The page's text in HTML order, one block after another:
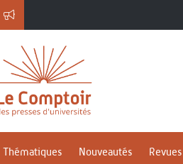
Thématiques Nouveautés Revues